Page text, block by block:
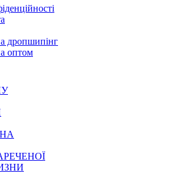
дропшипінг
оптом